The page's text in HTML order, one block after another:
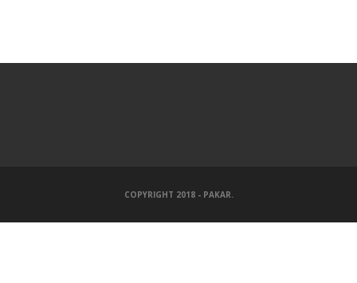
COPYRIGHT 2018 - PAKAR.